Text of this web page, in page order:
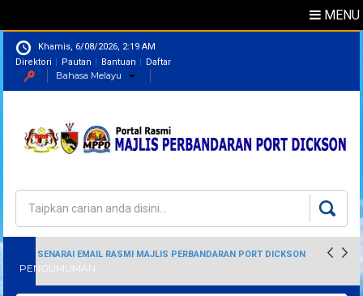
MENU
Khamis, 6/08/2026, 2:19 AM
Direktori
Pautan Bantuan Daftar
Bahasa Melayu
Borang carian
PENGUMUMAN
SENARAI EMAIL RASMI MAJLIS PERBANDARAN PORT DICKSON